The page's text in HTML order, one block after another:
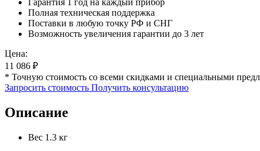
Полная техническая поддержка
Поставки в любую точку РФ и СНГ
Возможность увеличения гарантии до 3 лет
Цена:
11 086 ₽
* Точную стоимость со всеми скидками и специальными
Запросить стоимость Получить консультацию
Описание
Вес 1.3 кг